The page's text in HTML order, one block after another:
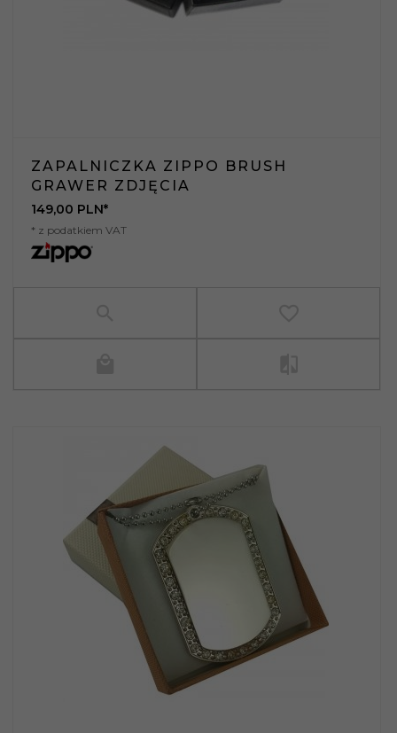
ZAPALNICZKA ZIPPO BRUSH
GRAWER ZDJĘCIA
149,00 PLN*
* z podatkiem VAT